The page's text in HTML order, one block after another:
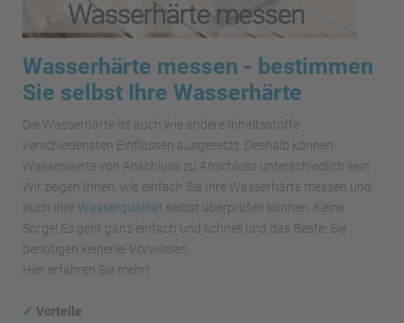
Wasserhärte messen - bestimmen
Sie selbst Ihre Wasserhärte
Die Wasserhärte ist auch wie andere Inhaltsstoffe
verschiedensten Einflüssen ausgesetzt. Deshalb können
Wasserwerte von Anschluss zu Anschluss unterschiedlich sein.
Wir zeigen Ihnen, wie einfach Sie Ihre Wasserhärte messen und
auch IhreWasserqualität selbst überprüfen können. Keine
Sorge! Es geht ganz einfach und schnell und das Beste: Sie
benötigen keinerlei Vorwissen.
Hier erfahren Sie mehr!
✓ Vorteile